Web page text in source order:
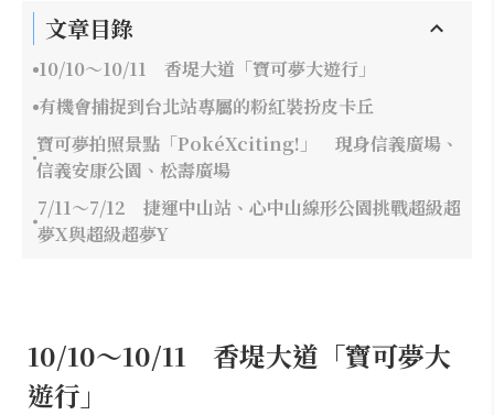
文章目錄
10/10～10/11 香堤大道「寶可夢大遊行」
有機會捕捉到台北站專屬的粉紅裝扮皮卡丘
寶可夢拍照景點「PokéXciting!」 現身信義廣場、
信義安康公園、松壽廣場
7/11～7/12 捷運中山站、心中山線形公園挑戰超級超
夢X與超級超夢Y
10/10～10/11 香堤大道「寶可夢大
遊行」